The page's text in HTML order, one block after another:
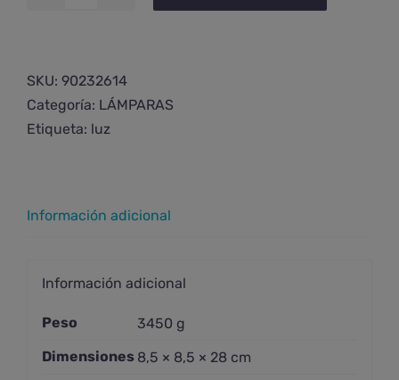
cilindro
grande
cantidad
SKU: 90232614
Categoría: LÁMPARAS
Etiqueta: luz
Información adicional
Información adicional
Peso
3450 g
Dimensiones 8,5 × 8,5 × 28 cm